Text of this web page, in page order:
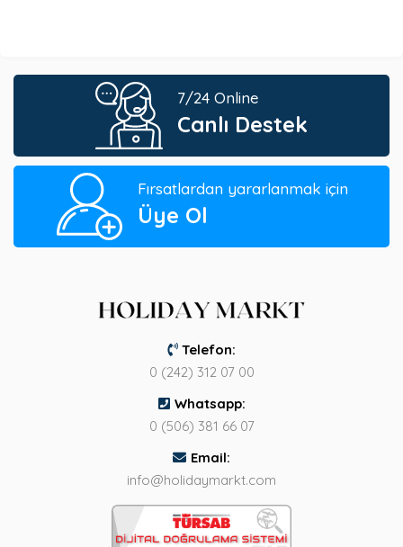
7/24 Online
Canlı Destek
Fırsatlardan yararlanmak için
Üye Ol
Telefon:
0 (242) 312 07 00
Whatsapp:
0 (506) 381 66 07
Email:
info@holidaymarkt.com